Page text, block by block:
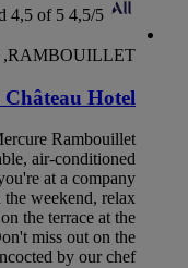
4,5/5
4,5 of 5
RAMBOUILLET, فرنسا
Hotel
Rambouillet
air-conditioned
at a company
weekend, relax
the terrace at the
miss out on the
by our chef!